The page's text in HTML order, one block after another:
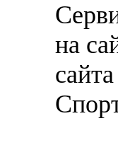
на